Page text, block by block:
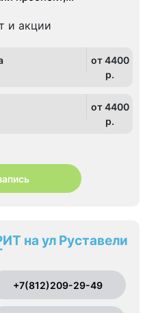
и акции
от 4400
p.
от 4400
p.
на ул Руставели
+7(812)209-29-49